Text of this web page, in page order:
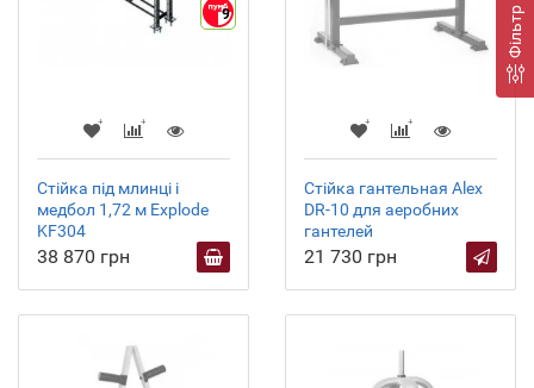
Фільтр
9
Стійка під млинці і
медбол 1,72 м Explode
KF304
38 870 грн
Стійка гантельная Alex
DR-10 для аеробних
гантелей
21 730 грн